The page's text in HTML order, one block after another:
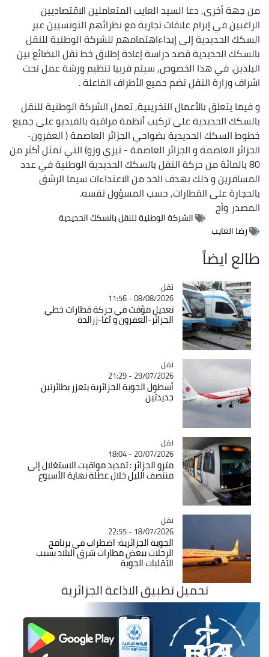
من جهة أخرى, دعا السيد العايب المتعاملين الاقتصاديين
الراغبين في إبرام علاقات تجارية مع نظرائهم التونسيين عبر
السكك الحديدية إلى إبداءاهتمامهم للشركة الوطنية للنقل
بالسكك الحديدية قصد دراسة إعادة إطلاق خط نقل البضائع بين
البلدين. في هذا الخصوص, سيتم قريبا تنظيم ورشة عمل تحت
اشراف وزارة النقل تضم جميع الأطراف الفاعلة .
و فيما يتعلق بالأعمال التخريبية, تعمل الشركة الوطنية للنقل
بالسكك الحديدية على تركيب أنظمة مراقبة بالفيديو على جميع
خطوط السكك الحديدية بضواحي الجزائر العاصمة ( العفرون-
الجزائر العاصمة و الجزائر العاصمة - تيزي وزو) التي تمثل أكثر من
80 بالمائة من حركة النقل بالسكك الحديدية الوطنية في عدد
المسافرين و ذلك بهدف الحد من الاعتداءات سيما الرشق
بالحجارة على القطارات, حسب المسؤول نفسه.
المصدروأج
الشركة الوطنية للنقل بالسكك الحديدية
رضا العايب
طالع ايضاً
Catégorie
نقل
08/08/2026 - 11:56
تعديل مؤقت في حركة قطارات خطي
الجزائر-العفرون و آغا-زرالدة
Catégorie
نقل
29/07/2026 - 21:29
أسطول الجوية الجزائرية يتعزز بطائرتين
جديدتين
Catégorie
نقل
20/07/2026 - 18:04
مترو الجزائر : تمديد مواقيت الاستغلال إلى
منتصف الليل خلال عطلة نهاية الأسبوع
Catégorie
نقل
18/07/2026 - 22:55
الجوية الجزائرية: اضطراب في برنامج
الرحلات ببعض مطارات شرق البلاد بسبب
التقلبات الجوية
تحميل تطبيق الاذاعة الجزائرية